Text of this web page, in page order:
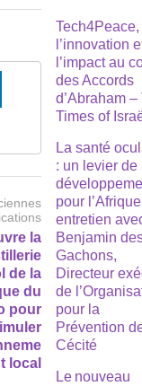
la
de la
du
pour
local
Tech4Peace,
l’innovation
l’impact au
des Accords
d’Abraham –
Times of
La santé
: un levier de
pour
entretien
Benjamin
Gachons,
Directeur
de
pour la
Prévention
Cécité
Le nouveau